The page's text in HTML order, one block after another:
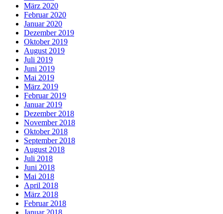
März 2020
Februar 2020
Januar 2020
Dezember 2019
Oktober 2019
August 2019
Juli 2019
Juni 2019
Mai 2019
März 2019
Februar 2019
Januar 2019
Dezember 2018
November 2018
Oktober 2018
September 2018
August 2018
Juli 2018
Juni 2018
Mai 2018
April 2018
März 2018
Februar 2018